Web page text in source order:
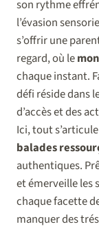
son rythme
l’évasion
s’offrir une
regard, où le
chaque instant.
défi réside dans
d’accès et des
Ici, tout
balades
authentiques.
et émerveille les
chaque facette
manquer des